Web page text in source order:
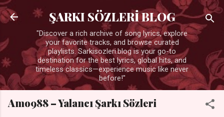
Ana içeriğe atla
ŞARKI SÖZLERİ BLOG
"Discover a rich archive of song lyrics, explore
your favorite tracks, and browse curated
playlists. Sarkisozleri.blog is your go-to
destination for the best lyrics, global hits, and
timeless classics—experience music like never
before!"
Amo988 – Yalancı Şarkı Sözleri